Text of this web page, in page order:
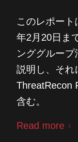
このレポー
年2月20日ま
ンググルー
説明し、それ
ThreatRecon
含む。
Read more